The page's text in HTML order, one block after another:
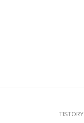
TISTORY